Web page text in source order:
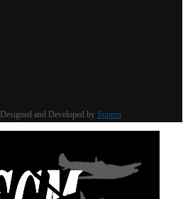
and Developed by Supero